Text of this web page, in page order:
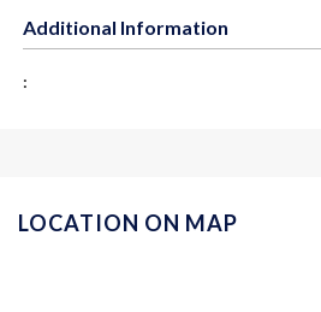
Additional Information
:
LOCATION ON MAP